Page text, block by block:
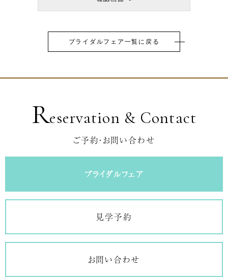
ブライダルフェア一覧に戻る
Reservation & Contact
ご予約・お問い合わせ
ブライダルフェア
見学予約
お問い合わせ